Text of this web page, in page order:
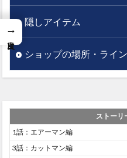
隠しアイテム
ショップの場所・ライ
ストーリ
1話：エアーマン編
3話：カットマン編
→